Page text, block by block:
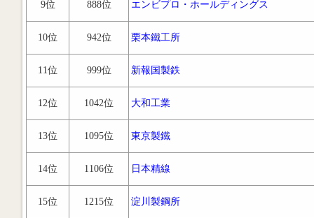
9位 888位 エンビプロ・ホールディングス
10位 942位 栗本鐵工所
11位 999位 新報国製鉄
12位 1042位 大和工業
13位 1095位 東京製鐵
14位 1106位 日本精線
15位 1215位 淀川製鋼所